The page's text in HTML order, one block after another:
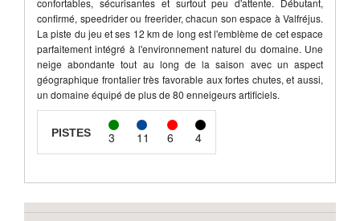
confortables, sécurisantes et surtout peu d'attente. Débutant,
confirmé, speedrider ou freerider, chacun son espace à Valfréjus.
La piste du jeu et ses 12 km de long est l'emblème de cet espace
parfaitement intégré à l'environnement naturel du domaine. Une
neige abondante tout au long de la saison avec un aspect
géographique frontalier très favorable aux fortes chutes, et aussi,
un domaine équipé de plus de 80 enneigeurs artificiels.
PISTES 3 11 6 4